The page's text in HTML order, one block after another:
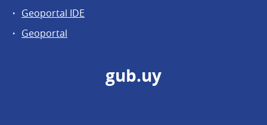
Geoportal IDE
Geoportal
gub.uy